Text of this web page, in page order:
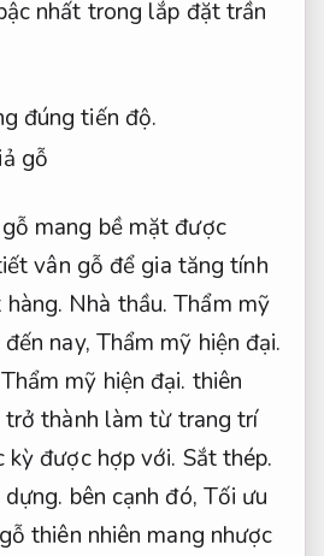
nhất trong lắp đặt trần
đúng tiến độ.
mang bề mặt được
vân gỗ để gia tăng tính
Nhà thầu. Thẩm mỹ
nay, Thẩm mỹ hiện đại.
Thẩm mỹ hiện đại. thiên
trở thành làm từ trang trí
kỳ được hợp với. Sắt thép.
bên cạnh đó, Tối ưu
gỗ thiên nhiên mang nhược